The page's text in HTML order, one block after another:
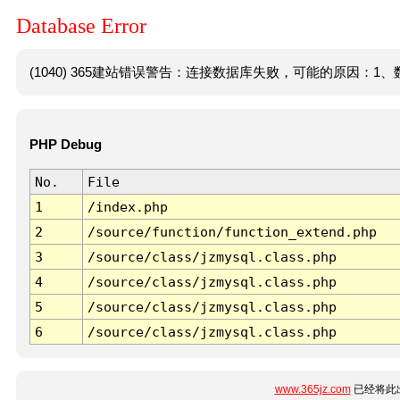
Database Error
(1040) 365建站错误警告：连接数据库失败，可能的原因：1
PHP Debug
No.
File
1
/index.php
2
/source/function/function_extend.php
3
/source/class/jzmysql.class.php
4
/source/class/jzmysql.class.php
5
/source/class/jzmysql.class.php
6
/source/class/jzmysql.class.php
www.365jz.com已经将此